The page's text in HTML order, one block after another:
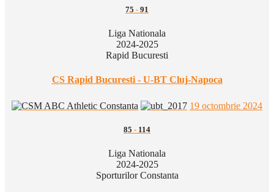
75 - 91
Liga Nationala
2024-2025
Rapid Bucuresti
CS Rapid Bucuresti - U-BT Cluj-Napoca
19 octombrie 2024
85 - 114
Liga Nationala
2024-2025
Sporturilor Constanta